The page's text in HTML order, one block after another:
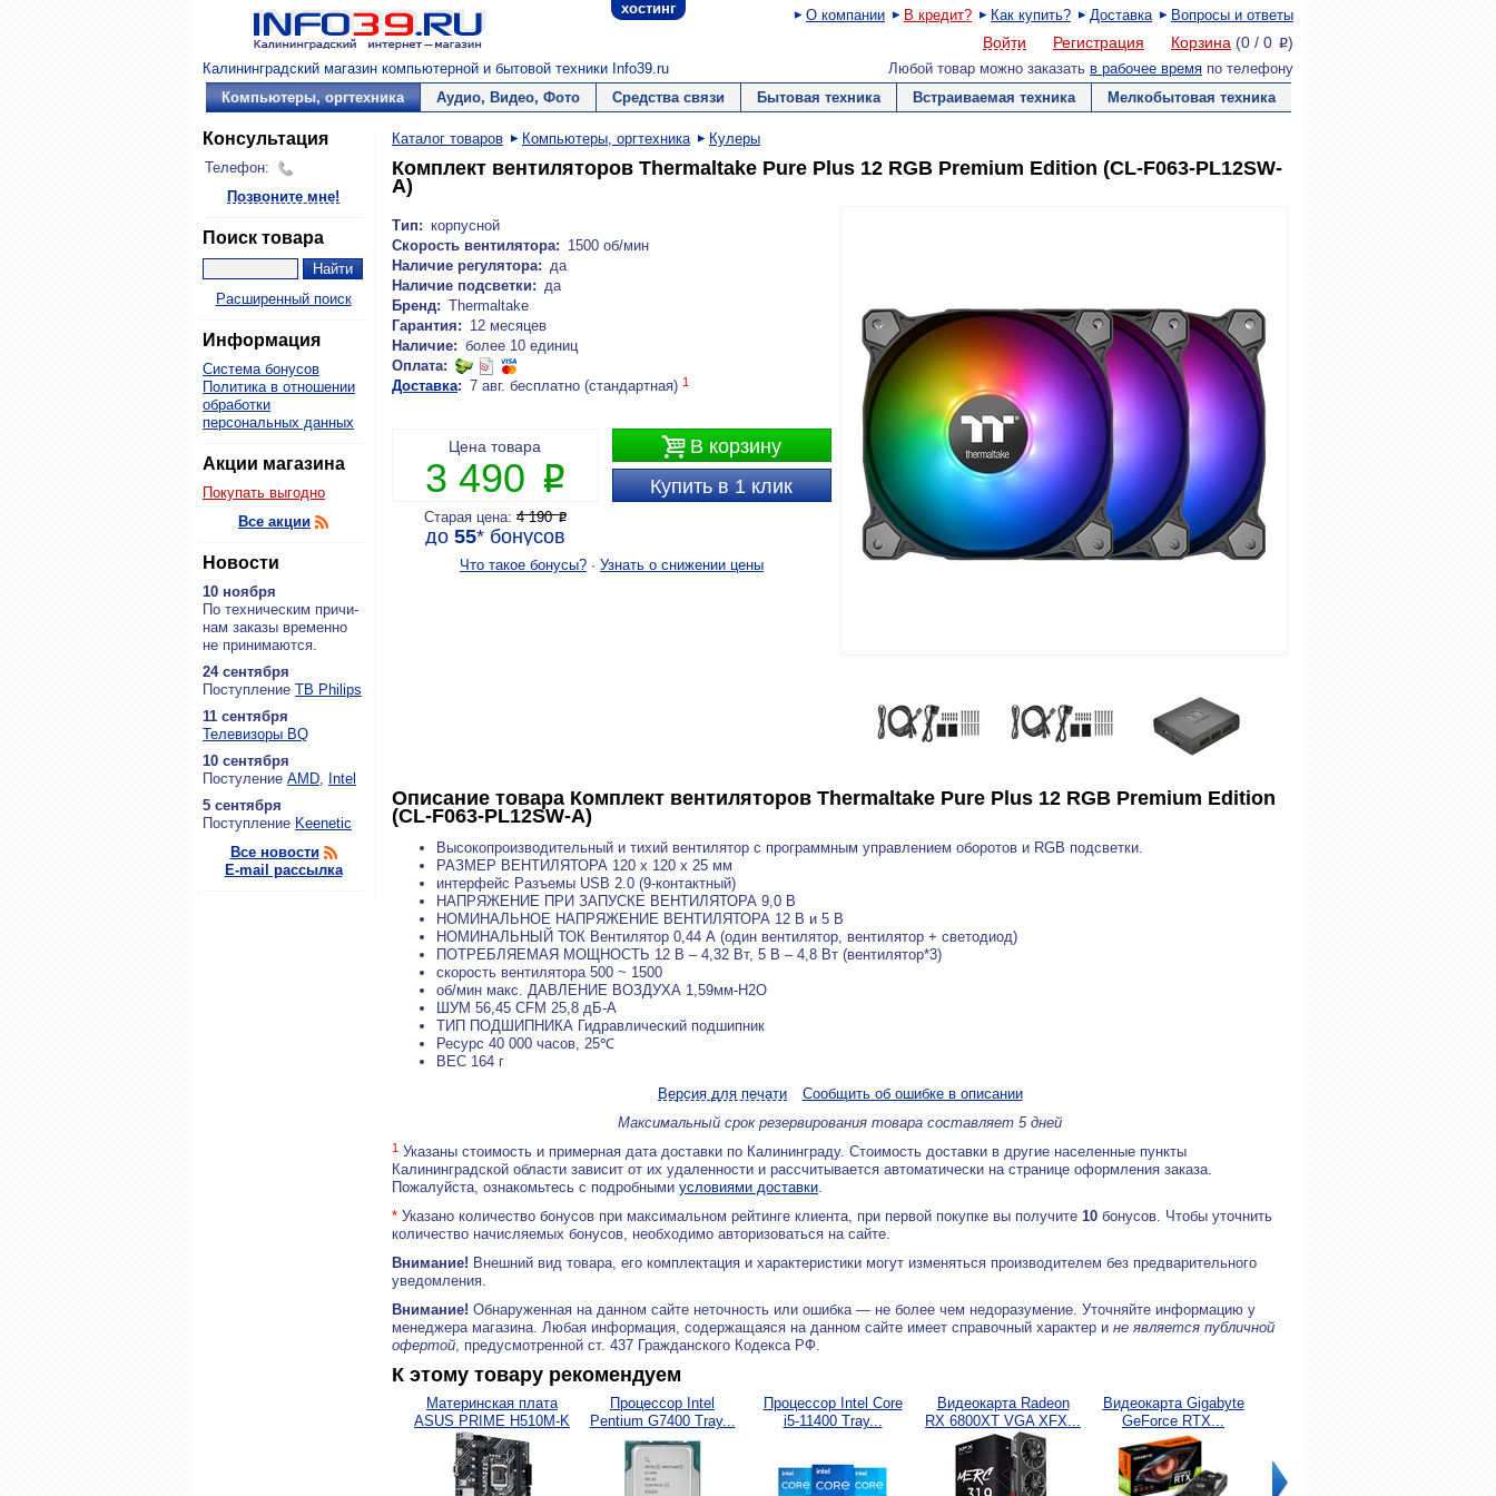
хостинг О компании В кредит? Как купить? Доставка Вопросы и ответы
Войти Регистрация Корзина (0 / 0 P)
Калининградский магазин компьютерной и бытовой техники Info39.ru Любой товар можно заказать в рабочее время по телефону
Компьютеры, оргтехника
Аудио, Видео, Фото Средства связи Бытовая техника Встраиваемая техника Мелкобытовая техника
Консультация
Телефон:
Позвоните мне!
Поиск товара
Расширенный поиск
Информация
Система бонусов
Политика в отношении
обработки
персональных данных
Акции магазина
Покупать выгодно
Все акции
Новости
10 ноября
По тех­ни­че­ским при­чи­
нам за­ка­зы вре­мен­но
не при­ни­ма­ют­ся.
24 сентября
По­ступ­ле­ние ТВ Philips
11 сентября
Теле­ви­зо­ры BQ
10 сентября
По­сту­ле­ние AMD, Intel
5 сентября
По­ступ­ле­ние Keenetic
Все новости
E-mail рассылка
Каталог товаров Компьютеры, оргтехника Кулеры
Комплект вентиляторов Thermaltake Pure Plus 12 RGB Premium Edition (CL-F063-PL12SW-
A)
Тип: корпусной
Скорость вентилятора: 1500 об/мин
Наличие регулятора: да
Наличие подсветки: да
Бренд: Thermaltake
Гарантия: 12 месяцев
Наличие: более 10 единиц
Оплата:
Доставка: 7 авг. бесплатно (стандартная) 1
В корзину
Купить в 1 клик
Цена товара
3 490 P
Старая цена: 4 190P
до 55*бонусов
Что такое бонусы? · Узнать о снижении цены
Описание товара Комплект вентиляторов Thermaltake Pure Plus 12 RGB Premium Edition
(CL-F063-PL12SW-A)
Высокопроизводительный и тихий вентилятор с программным управлением оборотов и RGB подсветки.
РАЗМЕР ВЕНТИЛЯТОРА 120 x 120 x 25 мм
интерфейс Разъемы USB 2.0 (9-контактный)
НАПРЯЖЕНИЕ ПРИ ЗАПУСКЕ ВЕНТИЛЯТОРА 9,0 В
НОМИНАЛЬНОЕ НАПРЯЖЕНИЕ ВЕНТИЛЯТОРА 12 В и 5 В
НОМИНАЛЬНЫЙ ТОК Вентилятор 0,44 А (один вентилятор, вентилятор + светодиод)
ПОТРЕБЛЯЕМАЯ МОЩНОСТЬ 12 В – 4,32 Вт, 5 В – 4,8 Вт (вентилятор*3)
скорость вентилятора 500 ~ 1500
об/мин макс. ДАВЛЕНИЕ ВОЗДУХА 1,59мм-H2O
ШУМ 56,45 CFM 25,8 дБ-А
ТИП ПОДШИПНИКА Гидравлический подшипник
Ресурс 40 000 часов, 25℃
ВЕС 164 г
Версия для печати
Сообщить об ошибке в описании
Максимальный срок резервирования товара составляет 5 дней
1 Указаны стоимость и примерная дата доставки по Калининграду. Стоимость доставки в другие населенные пункты
Калининградской области зависит от их удаленности и рассчитывается автоматически на странице оформления заказа.
Пожалуйста, ознакомьтесь с подробными условиями доставки.
* Указано количество бонусов при максимальном рейтинге клиента, при первой покупке вы получите 10 бонусов. Чтобы уточнить
количество начисляемых бонусов, необходимо авторизоваться на сайте.
Внимание! Внешний вид товара, его комплектация и характеристики могут изменяться производителем без предварительного
уведомления.
Внимание! Обнаруженная на данном сайте неточность или ошибка — не более чем недоразумение. Уточняйте информацию у
менеджера магазина. Любая информация, содержащаяся на данном сайте имеет справочный характер и не является публичной
офертой, предусмотренной ст. 437 Гражданского Кодекса РФ.
К этому товару рекомендуем
Материнская плата
ASUS PRIME H510M-K
Процессор Intel
Pentium G7400 Tray...
Процессор Intel Core
i5-11400 Tray...
Видеокарта Radeon
RX 6800XT VGA XFX...
Видеокарта Gigabyte
GeForce RTX...